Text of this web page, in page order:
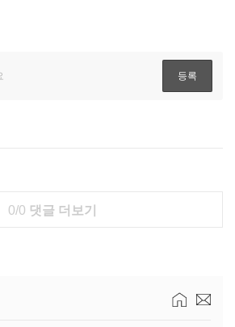
0/0 댓글 더보기